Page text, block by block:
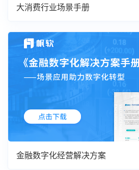
大消费行业场景手册
金融数字化经营解决方案